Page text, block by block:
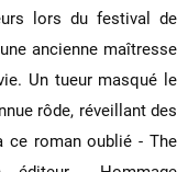
lors du festival de
ancienne maîtresse
Un tueur masqué le
rôde, réveillant des
ce roman oublié - The